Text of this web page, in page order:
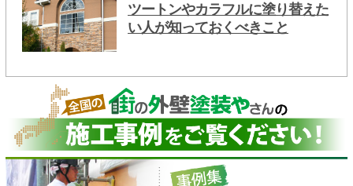
ツートンやカラフルに塗り替えた
い人が知っておくべきこと